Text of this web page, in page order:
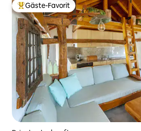
Beliebter Gäste-Favorit.
Gäste-Favorit